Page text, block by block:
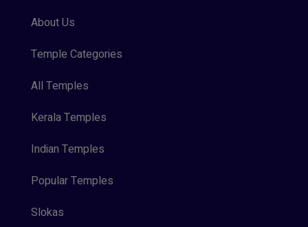
About Us
Temple Categories
All Temples
Kerala Temples
Indian Temples
Popular Temples
Slokas